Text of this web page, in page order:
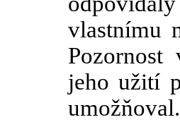
vlastnímu
Pozornost
jeho užití
umožňoval.